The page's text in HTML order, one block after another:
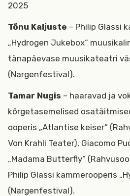
2025
Tõnu Kaljuste – Philip Glassi
„Hydrogen Jukebox“
tänapäevase muusikateatri
(Nargenfestival).
Tamar Nugis – haaravad ja
kõrgetasemelised
ooperis „Atlantise keiser“
Von Krahli Teater), Giacomo
„Madama Butterfly“
Philip Glassi kammerooperis
(Nargenfestival).